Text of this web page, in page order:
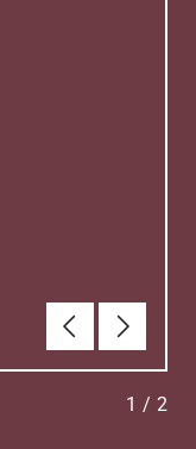
Edellinen
1 / 2